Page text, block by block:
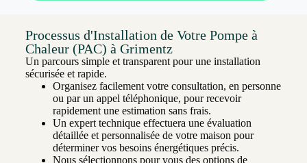
Processus d'Installation de Votre Pompe à
Chaleur (PAC) à Grimentz
Un parcours simple et transparent pour une installation
sécurisée et rapide.
Organisez facilement votre consultation, en personne
ou par un appel téléphonique, pour recevoir
rapidement une estimation sans frais.
Un expert technique effectuera une évaluation
détaillée et personnalisée de votre maison pour
déterminer vos besoins énergétiques précis.
Nous sélectionnons pour vous des options de